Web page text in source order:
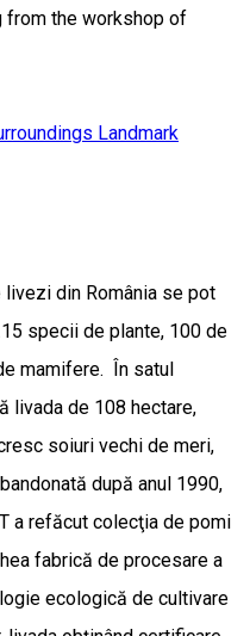
from the workshop of
Landmark
din România se pot
specii de plante, 100 de
mamifere. În satul
livada de 108 hectare,
soiuri vechi de meri,
după anul 1990,
a refăcut colecţia de pomi
fabrică de procesare a
ecologică de cultivare